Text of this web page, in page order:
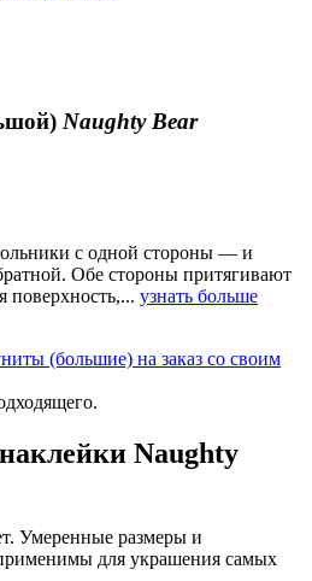
Naughty Bear
с одной стороны — и
Обе стороны притягивают
поверхность,... узнать больше
(большие) на заказ со своим
Naughty
Умеренные размеры и
для украшения самых